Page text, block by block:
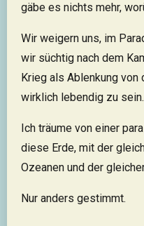
gäbe es nichts mehr,
Wir weigern uns, im
wir süchtig nach dem
Krieg als Ablenkung
wirklich lebendig zu sein.
Ich träume von einer
diese Erde, mit der
Ozeanen und der
Nur anders gestimmt.